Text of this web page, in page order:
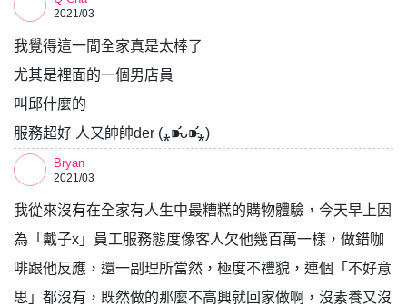
2021/03
我覺得這一間全家真是太棒了
尤其是裡面的一個男店員
叫邱什麼的
服務超好 人又帥帥der (⁎⁍̴̛ᴗ⁍̴̛⁎)
Bryan
2021/03
我從來沒有在全家有人生中最糟糕的購物體驗，今天早上因
為「戴子x」員工服務態度像客人欠他幾百萬一樣，做錯咖
啡跟他反應，還一副理所當然，極度不禮貌，連個「不好意
思」都沒有，既然做的那麼不高興就回家做啊，沒素養又沒